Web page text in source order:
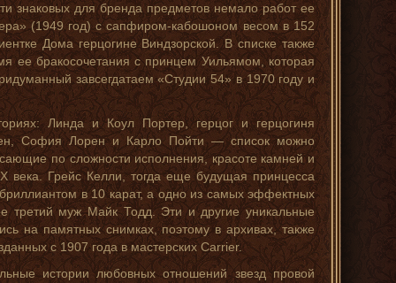
знаковых для бренда предметов немало работ ее
(1949 год) с сапфиром-кабошоном весом в 152
Дома герцогине Виндзорской. В списке также
ее бракосочетания с принцем Уильямом, которая
завсегдатаем «Студии 54» в 1970 году и
Линда и Коул Портер, герцог и герцогиня
София Лорен и Карло Пойти — список можно
по сложности исполнения, красоте камней и
века. Грейс Келли, тогда еще будущая принцесса
в 10 карат, а одно из самых эффектных
третий муж Майк Тодд. Эти и другие уникальные
на памятных снимках, поэтому в архивах, также
с 1907 года в мастерских Carrier.
истории любовных отношений звезд провой